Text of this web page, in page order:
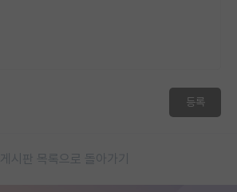
등록
게시판 목록으로 돌아가기